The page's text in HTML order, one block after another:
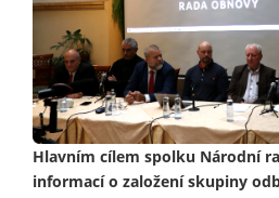
Hlavním cílem spolku Národní
informací o založení skupiny